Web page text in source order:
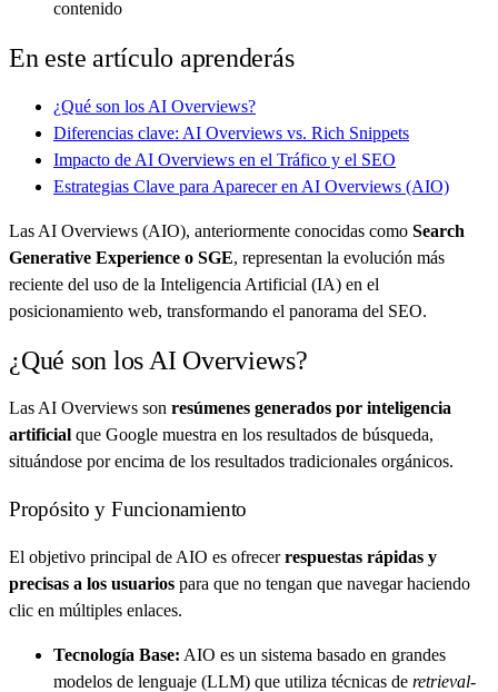
En este artículo aprenderás
¿Qué son los AI Overviews?
Diferencias clave: AI Overviews vs. Rich Snippets
Impacto de AI Overviews en el Tráfico y el SEO
Estrategias Clave para Aparecer en AI Overviews (AIO)
Las AI Overviews (AIO), anteriormente conocidas como Search
Generative Experience o SGE, representan la evolución más
reciente del uso de la Inteligencia Artificial (IA) en el
posicionamiento web, transformando el panorama del SEO.
¿Qué son los AI Overviews?
Las AI Overviews son resúmenes generados por inteligencia
artificial que Google muestra en los resultados de búsqueda,
situándose por encima de los resultados tradicionales orgánicos.
Propósito y Funcionamiento
El objetivo principal de AIO es ofrecerrespuestas rápidas y
precisas a los usuarios para que no tengan que navegar haciendo
clic en múltiples enlaces.
Tecnología Base: AIO es un sistema basado en grandes
modelos de lenguaje (LLM) que utiliza técnicas de retrieval-